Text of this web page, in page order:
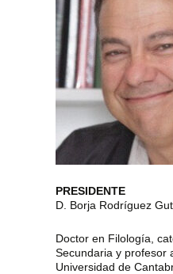
PRESIDENTE
D. Borja Rodríguez
Doctor en Filología,
Secundaria y profesor
Universidad de